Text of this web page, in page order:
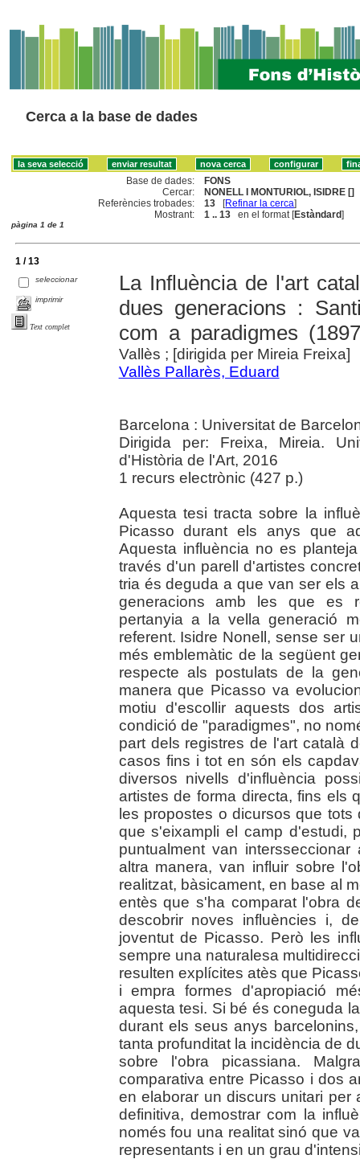
Cerca a la base de dades
Base de dades:
FONS
Cercar:
NONELL I MONTURIOL, ISIDRE []
Referències trobades:
13 [Refinar la cerca]
Mostrant:
1 .. 13 en el format [Estàndard]
pàgina 1 de 1
1 / 13
seleccionar
imprimir
Text complet
La Influència de l'art
dues generacions :
com a paradigmes
Vallès ; [dirigida per Mireia Freixa]
Vallès Pallarès, Eduard
Barcelona : Universitat de
Dirigida per: Freixa, Mireia.
d'Història de l'Art, 2016
1 recurs electrònic (427 p.)
Aquesta tesi tracta sobre la
Picasso durant els anys que
Aquesta influència no es
través d'un parell d'artistes
tria és deguda a que van ser els
generacions amb les que es
pertanyia a la vella generació
referent. Isidre Nonell, sense ser
més emblemàtic de la següent
respecte als postulats de la
manera que Picasso va
motiu d'escollir aquests dos
condició de "paradigmes", no
part dels registres de l'art català
casos fins i tot en són els
diversos nivells d'influència
artistes de forma directa, fins els
les propostes o dicursos que
que s'eixampli el camp d'estudi,
puntualment van
altra manera, van influir sobre
realitzat, bàsicament, en base al
entès que s'ha comparat l'obra
descobrir noves influències i,
joventut de Picasso. Però les
sempre una naturalesa
resulten explícites atès que
i empra formes d'apropiació
aquesta tesi. Si bé és coneguda
durant els seus anys
tanta profunditat la incidència de
sobre l'obra picassiana.
comparativa entre Picasso i dos
en elaborar un discurs unitari
definitiva, demostrar com la
només fou una realitat sinó que
representants i en un grau